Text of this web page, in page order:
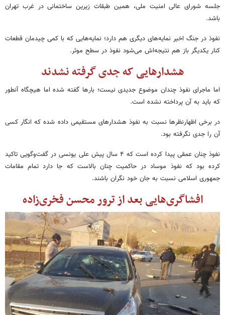
جلسه شورای عالی امنیت ملی، همین طبقات زیرین ساختمانی در غرب تهران
باشد.
نفوذ در جنگ اخیر نمایه‌های دیگری هم دارد؛ نمایه‌هایی که با کمی چیدمان قطعات
کنار یکدیگر باز هم نتیجه‌اش می‌شود نفوذ در سطح موثر.
هشدارهایی که جدی گرفته نشدند
اما ماجرای نفوذ چندان موضوع جدیدی نیست؛ بارها گفته شده اما هیچگاه آنطور
که باید به آن پرداخته نشده است.
در برخی اظهارنظرها نسبت به نفوذ هشدارهای مستقیمی داده شده که انگار کسی
آن را جدی نگرفته بود.
نفوذ چنان عمقی پیدا کرده است که ۴ سال پیش علی یونسی در گفت‌وگویی تاکید
کرده بود که نفوذ موساد در حاکمیت چنان بالاست که جا دارد تمام مقامات
جمهوری اسلامی نسبت به جان خود نگران باشند.
افشاگری‌هایی بعد از ترور محسن فخری‌زاده